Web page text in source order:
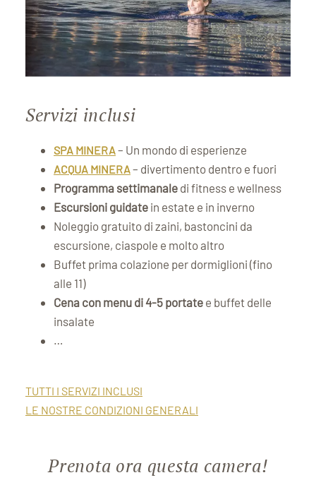
Servizi inclusi
SPA MINERA– Un mondo di esperienze
ACQUA MINERA– divertimento dentro e fuori
Programma settimanale di fitness e wellness
Escursioni guidate in estate e in inverno
Noleggio gratuito di zaini, bastoncini da
escursione, ciaspole e molto altro
Buffet prima colazione per dormiglioni (fino
alle 11)
Cena con menu di 4-5 portate e buffet delle
insalate
…
TUTTI I SERVIZI INCLUSI
LE NOSTRE CONDIZIONI GENERALI
Prenota ora questa camera!